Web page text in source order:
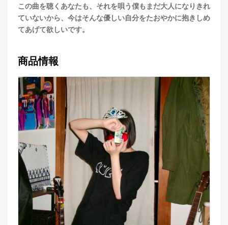
この曲を聴くあなたも、それを唄う僕もまだ大人になりきれ
ていないから、今はそんな優しい自分をたおやかに抱きしめ
てあげて欲しいです。
商品情報